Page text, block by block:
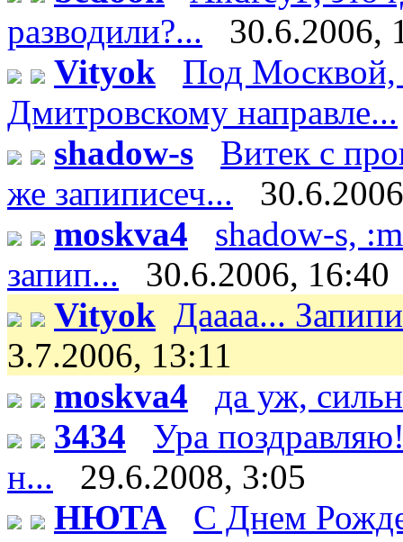
разводили?...
30.6.2006,
Vityok
Под Москвой,
Дмитровскому направле...
shadow-s
Витек с
же запиписеч...
moskva4
shadow-s,
запип...
30.6.2006, 16:40
Vityok Даааа...
3.7.2006, 13:11
moskva4
да уж,
3434
Ура
н...
29.6.2008, 3:05
НЮТА
С Днем